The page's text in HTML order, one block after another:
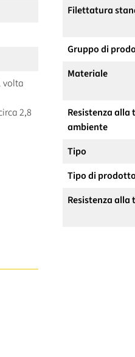
volta
2,8
Filettatura
Gruppo di
Materiale
Resistenza
ambiente
Tipo
Tipo di prodotto
Resistenza